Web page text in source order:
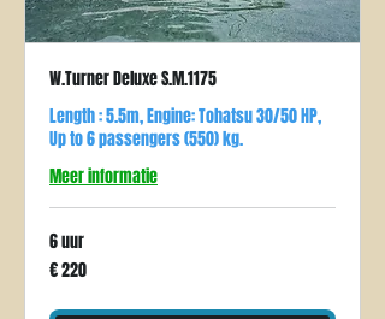
W.Turner Deluxe S.M.1175
Length : 5.5m, Engine: Tohatsu 30/50 HP,
Up to 6 passengers (550) kg.
Meer informatie
6 uur
220
euro
€ 220